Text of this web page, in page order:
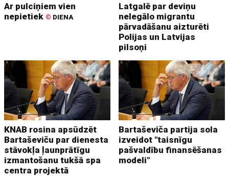
Ar pulciņiem vien
nepietiek © DIENA
Latgalē par deviņu
nelegālo migrantu
pārvadāšanu aizturēti
Polijas un Latvijas
pilsoņi
KNAB rosina apsūdzēt
Bartaševiču par dienesta
stāvokļa ļaunprātīgu
izmantošanu tukšā spa
centra projektā
Bartaševiča partija sola
izveidot "taisnīgu
pašvaldību finansēšanas
modeli"